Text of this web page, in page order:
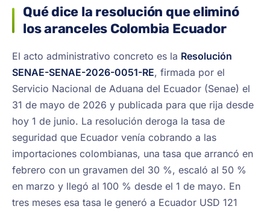
Qué dice la resolución que eliminó
los aranceles Colombia Ecuador
El acto administrativo concreto es la Resolución
SENAE-SENAE-2026-0051-RE, firmada por el
Servicio Nacional de Aduana del Ecuador (Senae) el
31 de mayo de 2026 y publicada para que rija desde
hoy 1 de junio. La resolución deroga la tasa de
seguridad que Ecuador venía cobrando a las
importaciones colombianas, una tasa que arrancó en
febrero con un gravamen del 30 %, escaló al 50 %
en marzo y llegó al 100 % desde el 1 de mayo. En
tres meses esa tasa le generó a Ecuador USD 121